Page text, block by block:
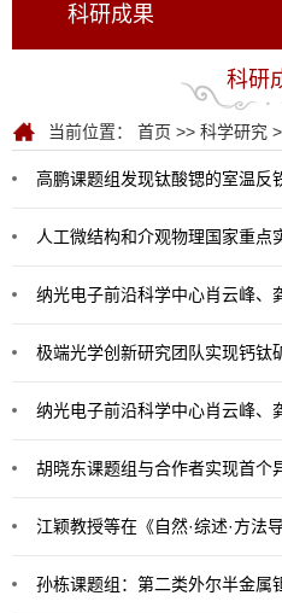
科研成果
科研
当前位置： 首页 >> 科学研究
高鹏课题组发现钛酸锶的室温反
人工微结构和介观物理国家重点实验室刘运全、龚旗煌课题组在多光子电离的圆二向色性和自旋-
纳光电子前沿科学中心肖云峰、龚旗煌课题组在微腔
极端光学创新研究团队实现钙钛矿微腔光子学模式的超高
纳光电子前沿科学中心肖云峰、龚旗煌课题组在集成
胡晓东课题组与合作者实现首个异质衬底侧向外延
江颖教授等在《自然·综述·方法导论》发表扫描
孙栋课题组：第二类外尔半金属钽铱碲各向异